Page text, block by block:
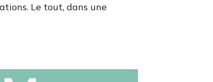
Le tout, dans une